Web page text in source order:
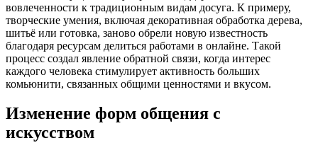
вовлеченности к традиционным видам досуга. К примеру,
творческие умения, включая декоративная обработка дерева,
шитьё или готовка, заново обрели новую известность
благодаря ресурсам делиться работами в онлайне. Такой
процесс создал явление обратной связи, когда интерес
каждого человека стимулирует активность больших
комьюнити, связанных общими ценностями и вкусом.
Изменение форм общения с
искусством